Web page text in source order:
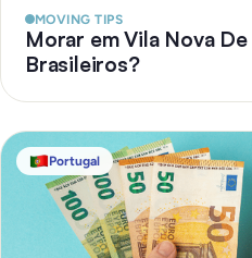
MOVING TIPS
Morar em Vila Nova
Brasileiros?
Portugal